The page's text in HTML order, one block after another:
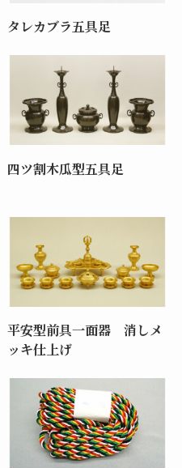
タレカブラ五具足
四ツ割木瓜型五具足
平安型前具一面器 消しメ
ッキ仕上げ